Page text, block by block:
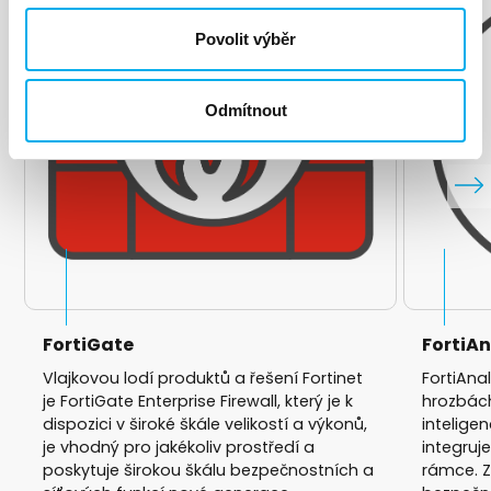
Povolit výběr
Odmítnout
FortiGate
Vlajkovou lodí produktů a řešení Fortinet
je FortiGate Enterprise Firewall, který je k
dispozici v široké škále velikostí a výkonů,
je vhodný pro jakékoliv prostředí a
poskytuje širokou škálu bezpečnostních a
rámce.